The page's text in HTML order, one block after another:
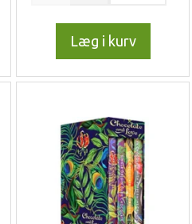
Læg i kurv